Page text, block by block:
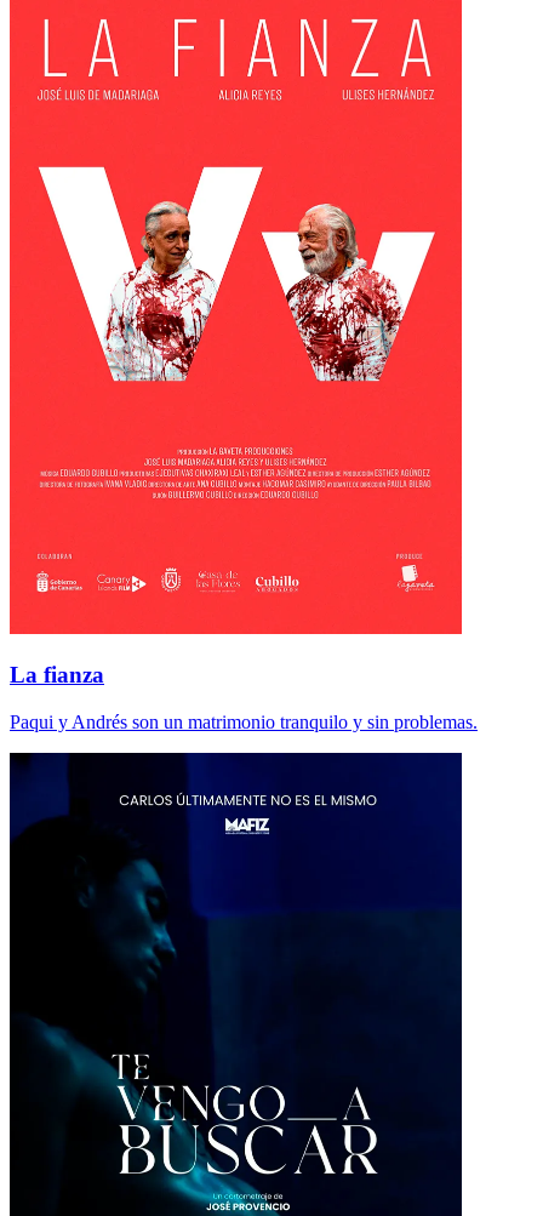
La fianza
Paqui y Andrés son un matrimonio tranquilo y sin problemas.